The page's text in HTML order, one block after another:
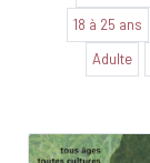
18 à 25 ans
Adulte